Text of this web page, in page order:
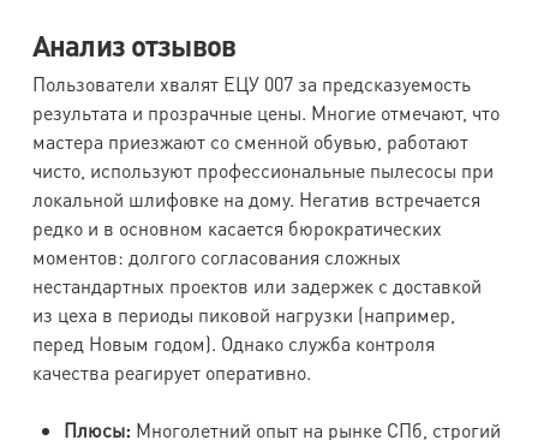
Анализ отзывов
Пользователи хвалят ЕЦУ 007 за предсказуемость
результата и прозрачные цены. Многие отмечают, что
мастера приезжают со сменной обувью, работают
чисто, используют профессиональные пылесосы при
локальной шлифовке на дому. Негатив встречается
редко и в основном касается бюрократических
моментов: долгого согласования сложных
нестандартных проектов или задержек с доставкой
из цеха в периоды пиковой нагрузки (например,
перед Новым годом). Однако служба контроля
качества реагирует оперативно.
Плюсы: Многолетний опыт на рынке СПб, строгий